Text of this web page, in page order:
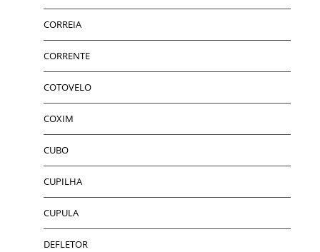
CORREIA
CORRENTE
COTOVELO
COXIM
CUBO
CUPILHA
CUPULA
DEFLETOR